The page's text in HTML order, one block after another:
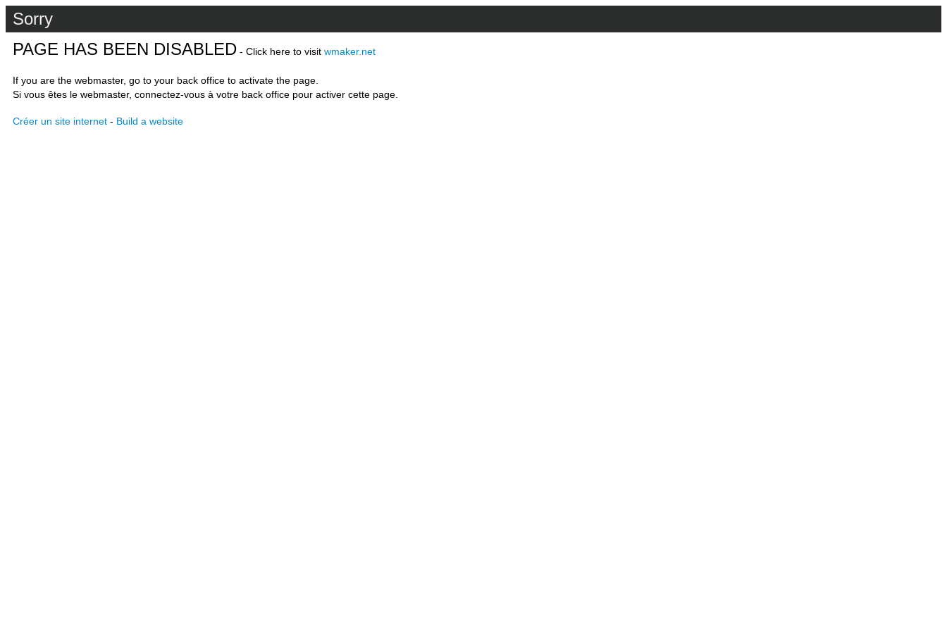
Sorry
PAGE HAS BEEN DISABLED - Click here to visit wmaker.net
If you are the webmaster, go to your back office to activate the page.
Si vous êtes le webmaster, connectez-vous à votre back office pour activer cette page.
Créer un site internet - Build a website